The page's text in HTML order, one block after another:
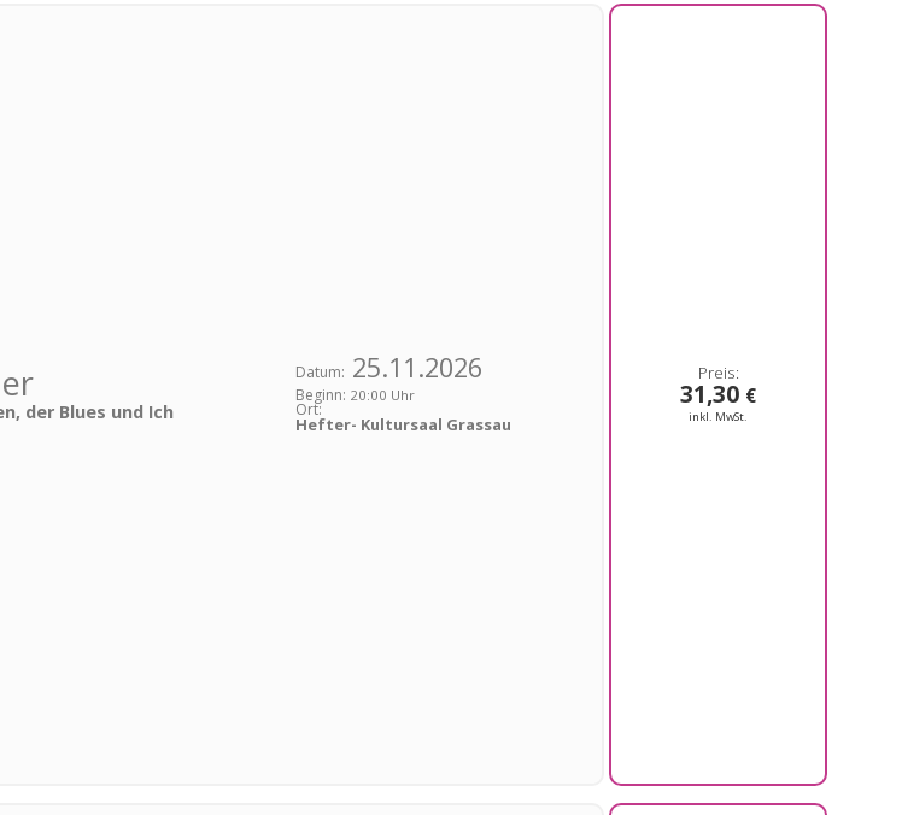
der Blues und Ich
Datum: 25.11.2026
Beginn: 20:00 Uhr
Ort:
Hefter- Kultursaal Grassau
31,30 €
inkl. MwSt.